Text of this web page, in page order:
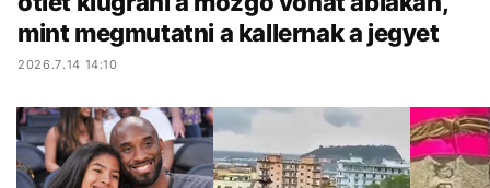
mint megmutatni a kallernak a jegyet
2026.7.14 14:10